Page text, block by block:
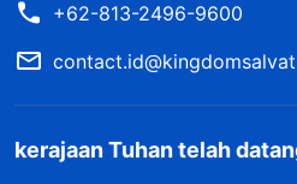
+62-813-2496-9600
kerajaan Tuhan telah